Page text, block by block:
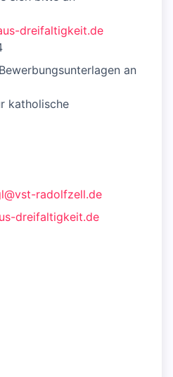
dreifaltigkeit.de
an
katholische
radolfzell.de
dreifaltigkeit.de